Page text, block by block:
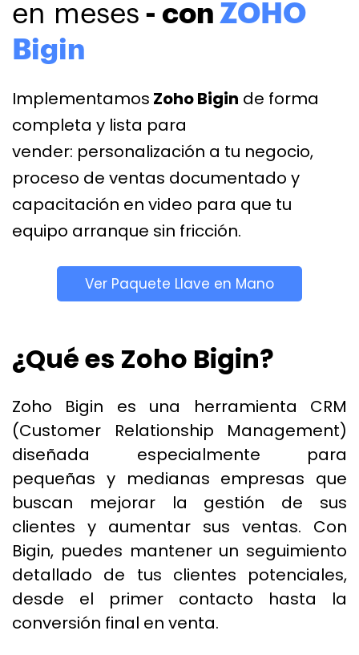
en meses - con ZOHO
Bigin
Implementamos Zoho Bigin de forma
completa y lista para
vender: personalización a tu negocio,
proceso de ventas documentado y
capacitación en video para que tu
equipo arranque sin fricción.
Ver Paquete Llave en Mano
¿Qué es Zoho Bigin?
Zoho Bigin es una herramienta CRM
(Customer Relationship Management)
diseñada especialmente para
pequeñas y medianas empresas que
buscan mejorar la gestión de sus
clientes y aumentar sus ventas. Con
Bigin, puedes mantener un seguimiento
detallado de tus clientes potenciales,
desde el primer contacto hasta la
conversión final en venta.